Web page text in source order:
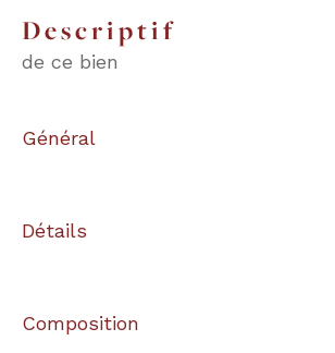
descriptif
de ce bien
Général
Détails
Composition